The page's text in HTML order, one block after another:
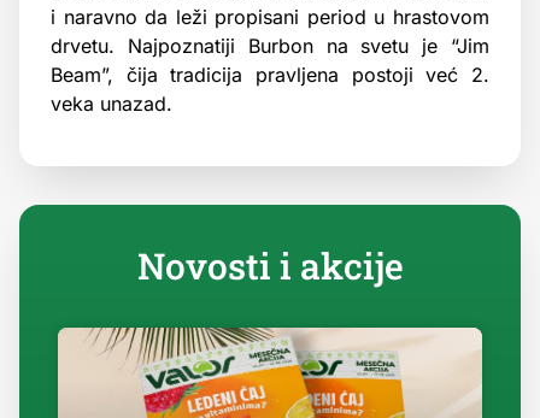
i naravno da leži propisani period u hrastovom
drvetu. Najpoznatiji Burbon na svetu je “Jim
Beam”, čija tradicija pravljena postoji već 2.
veka unazad.
Novosti i akcije